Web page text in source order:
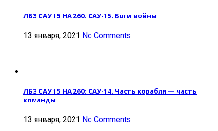
ЛБЗ САУ 15 НА 260: САУ-15. Боги войны
13 января, 2021 No Comments
ЛБЗ САУ 15 НА 260: САУ-14. Часть корабля — часть
команды
13 января, 2021 No Comments